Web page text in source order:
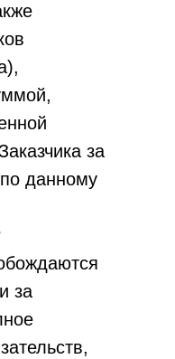
за
данному
за